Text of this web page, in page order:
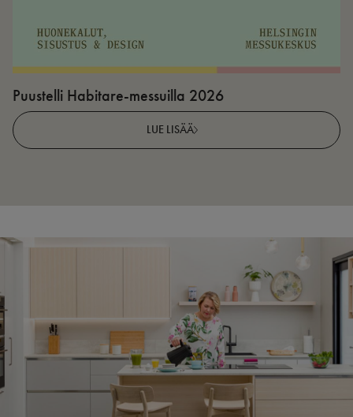
Puustelli Habitare-messuilla 2026
LUE LISÄÄ